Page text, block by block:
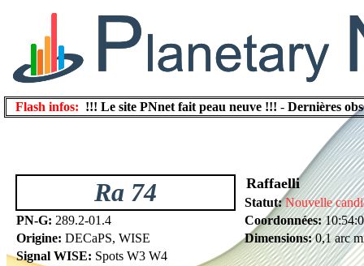
Flash infos: !!! Le site PNnet fait peau neuve !!! - Dernières
Ra 74 Raffaelli
Statut: Nouvelle
PN-G: 289.2-01.4 Coordonnées:
Origine: DECaPS, WISE Dimensions:0,1 arc
Signal WISE: Spots W3 W4